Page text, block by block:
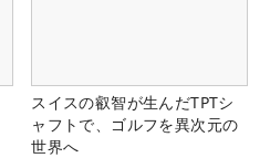
スイスの叡智が生んだTPTシ
ャフトで、ゴルフを異次元の
世界へ